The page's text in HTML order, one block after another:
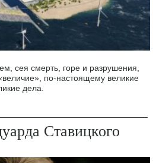
сея смерть, горе и разрушения,
по-настоящему великие
дела.
Ставицкого